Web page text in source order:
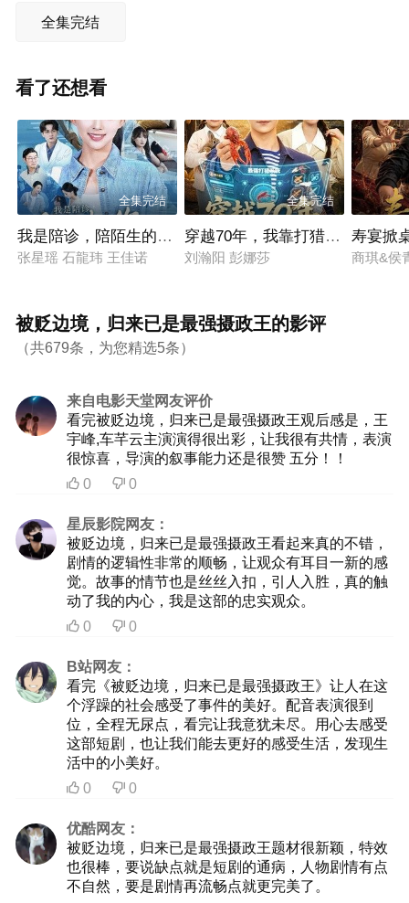
全集完结
看了还想看
全集完结
我是陪诊，陪陌生的你等一个结果
张星瑶 石龍玮 王佳诺
全集完结
穿越70年，我靠打猎养全家
刘瀚阳 彭娜莎
寿宴掀
商琪&侯
被贬边境，归来已是最强摄政王的影评
（共679条，为您精选5条）
来自电影天堂网友评价
看完被贬边境，归来已是最强摄政王观后感是，王
宇峰,车芊云主演演得很出彩，让我很有共情，表演
很惊喜，导演的叙事能力还是很赞 五分！！
 0  0
星辰影院网友：
被贬边境，归来已是最强摄政王看起来真的不错，
剧情的逻辑性非常的顺畅，让观众有耳目一新的感
觉。故事的情节也是丝丝入扣，引人入胜，真的触
动了我的内心，我是这部的忠实观众。
 0  0
B站网友：
看完《被贬边境，归来已是最强摄政王》让人在这
个浮躁的社会感受了事件的美好。配音表演很到
位，全程无尿点，看完让我意犹未尽。用心去感受
这部短剧，也让我们能去更好的感受生活，发现生
活中的小美好。
 0  0
优酷网友：
被贬边境，归来已是最强摄政王题材很新颖，特效
也很棒，要说缺点就是短剧的通病，人物剧情有点
不自然，要是剧情再流畅点就更完美了。